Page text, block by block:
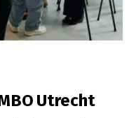
Utrecht